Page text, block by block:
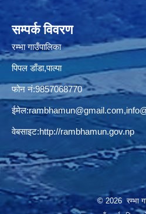
सम्पर्क विवरण
रम्भा गाउँपालिका
पिपल डाँडा,पाल्पा
फोन नं:9857068770
ईमेल:rambhamun@gmail.com,
वेबसाइट:http://rambhamun.gov.np
© 2026 रम्भा